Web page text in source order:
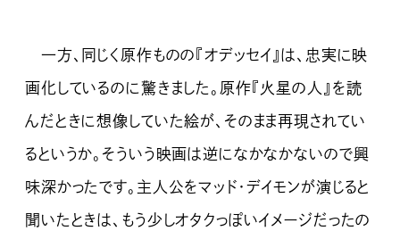
一方、同じく原作ものの『オデッセイ』は、忠実に映
画化しているのに驚きました。原作『火星の人』を読
んだときに想像していた絵が、そのまま再現されてい
るというか。そういう映画は逆になかなかないので興
味深かったです。主人公をマッド・デイモンが演じると
聞いたときは、もう少しオタクっぽいイメージだったの